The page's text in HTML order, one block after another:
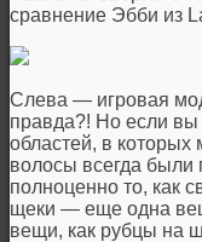
сравнение Эбби из
Слева — игровая
правда?! Но если вы
областей, в
волосы всегда были
полноценно то, как
щеки — еще одна
вещи, как рубцы на